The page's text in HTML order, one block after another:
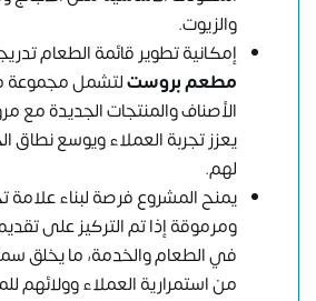
والزيوت.
إمكانية تطوير قائمة الطعام
مطعم بروستلتشمل مجموعة
الأصناف والمنتجات الجديدة مع
يعزز تجربة العملاء ويوسع نطاق
لهم.
يمنح المشروع فرصة لبناء علامة
ومرموقة إذا تم التركيز على
في الطعام والخدمة، ما يخلق
من استمرارية العملاء وولائهم